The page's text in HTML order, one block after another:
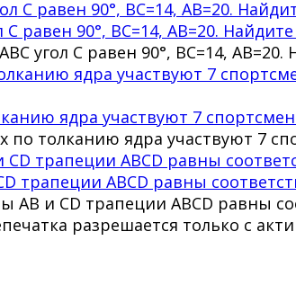
C равен 90°, BC=14, AB=20.
угол C равен 90°, BC=14,
ядра участвуют 7
по толканию ядра участвуют 7
трапеции ABCD равны
AB и CD трапеции ABCD равны
разрешается только с